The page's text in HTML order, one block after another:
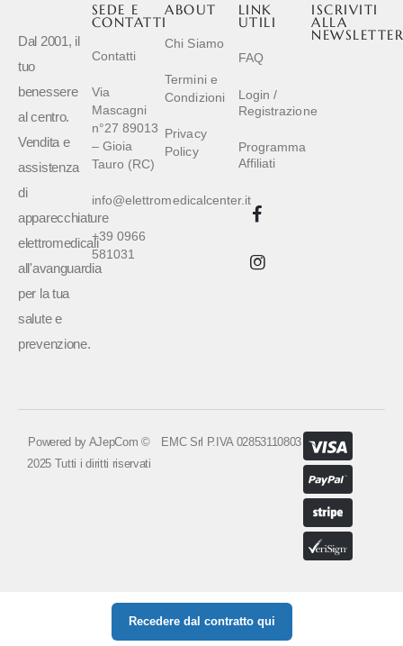
Dal 2001, il
tuo
benessere
al centro.
Vendita e
assistenza
di
apparecchiature
elettromedicali
all'avanguardia
per la tua
salute e
prevenzione.
LINK
UTILI
FAQ
Login /
Registrazione
Programma
Affiliati
ABOUT
Chi Siamo
Termini e
Condizioni
Privacy
Policy
SEDE E
CONTATTI
Contatti
Via
Mascagni
n°27 89013
– Gioia
Tauro (RC)
info@elettromedicalcenter.it
+39 0966
581031
ISCRIVITI
ALLA
Powered by AJepCom ©
2025 Tutti i diritti riservati
EMC Srl P.IVA 02853110803
Recedere dal contratto qui